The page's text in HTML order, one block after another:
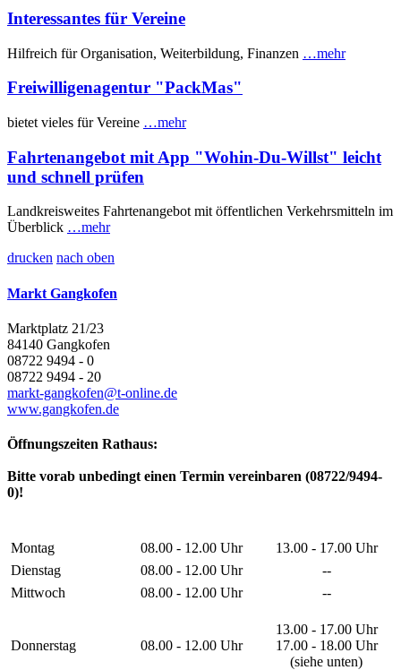
Interessantes für Vereine
Hilfreich für Organisation, Weiterbildung, Finanzen …mehr
Freiwilligenagentur "PackMas"
bietet vieles für Vereine …mehr
Fahrtenangebot mit App "Wohin-Du-Willst" leicht
und schnell prüfen
Landkreisweites Fahrtenangebot mit öffentlichen Verkehrsmitteln im
Überblick …mehr
drucken nach oben
Markt Gangkofen
Marktplatz 21/23
84140 Gangkofen
08722 9494 - 0
08722 9494 - 20
markt-gangkofen@t-online.de
www.gangkofen.de
Öffnungszeiten Rathaus:
Bitte vorab unbedingt einen Termin vereinbaren (08722/9494-
0)!
Montag 08.00 - 12.00 Uhr
13.00 - 17.00 Uhr
Dienstag
08.00 - 12.00 Uhr
--
Mittwoch
08.00 - 12.00 Uhr --
Donnerstag 08.00 - 12.00 Uhr
13.00 - 17.00 Uhr
17.00 - 18.00 Uhr
(siehe unten)